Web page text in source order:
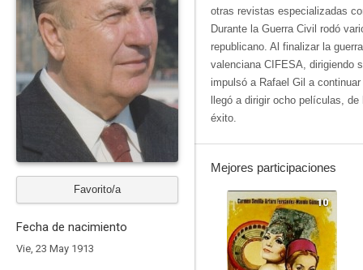
Favorito/a
Fecha de nacimiento
Vie, 23 May 1913
otras revistas especializadas
Durante la Guerra Civil rodó
republicano. Al finalizar la
valenciana CIFESA, dirigiendo
impulsó a Rafael Gil a
llegó a dirigir ocho películas,
éxito.
Mejores participaciones
10